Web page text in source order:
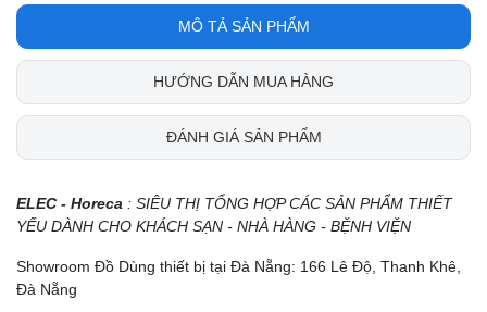
MÔ TẢ SẢN PHẨM
HƯỚNG DẪN MUA HÀNG
ĐÁNH GIÁ SẢN PHẨM
ELEC - Horeca : SIÊU THỊ TỔNG HỢP CÁC SẢN PHẨM THIẾT
YẾU DÀNH CHO KHÁCH SẠN - NHÀ HÀNG - BỆNH VIỆN
Showroom Đồ Dùng thiết bị tại Đà Nẵng: 166 Lê Độ, Thanh Khê,
Đà Nẵng